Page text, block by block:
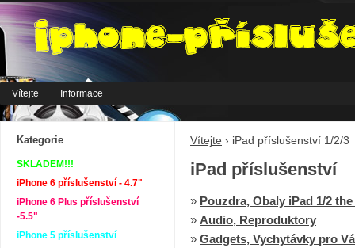
Vítejte Informace
Vítejte › iPad příslušenství 1/2/3
iPad příslušenství
» Pouzdra, Obaly iPad 1/2
» Audio, Reproduktory
» Gadgets, Vychytávky pro
Kategorie
SKLADEM!!!
iPhone 6 příslušenství - 4.7"
iPhone 6 Plus příslušenství
-5.5"
iPhone 5 příslušenství